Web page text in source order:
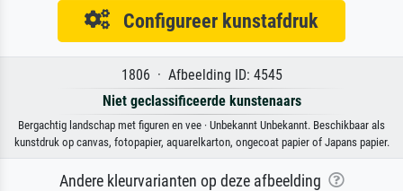
Configureer kunstafdruk
1806 · Afbeelding ID: 4545
Niet geclassificeerde kunstenaars
Bergachtig landschap met figuren en vee · Unbekannt Unbekannt. Beschikbaar als
kunstdruk op canvas, fotopapier, aquarelkarton, ongecoat papier of Japans papier.
Andere kleurvarianten op deze afbeelding